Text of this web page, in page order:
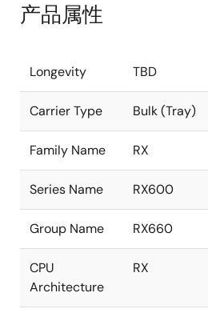
产品属性
Longevity TBD
Carrier Type Bulk (Tray)
Family Name RX
Series Name RX600
Group Name RX660
CPU
Architecture
RX